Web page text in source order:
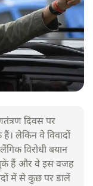
दिवस पर
लेकिन वे विवादों
विरोधी बयान
हैं और वे इस वजह
में से कुछ पर डालें